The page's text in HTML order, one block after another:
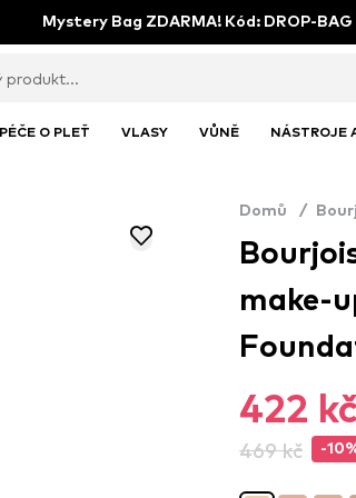
Mystery Bag ZDARMA! Kód: DROP-BAG
PÉČE O PLEŤ VLASY VŮNĚ NÁSTROJE
Domů /
make-
422 kč
469 kč -